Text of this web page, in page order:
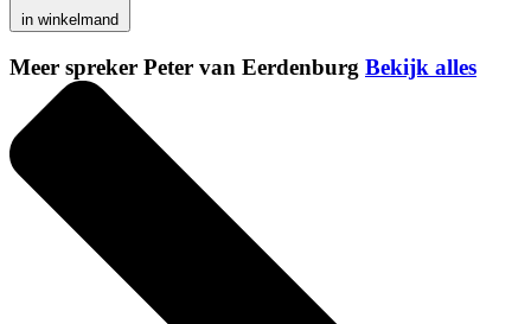
in winkelmand
Meer spreker Peter van Eerdenburg Bekijk alles